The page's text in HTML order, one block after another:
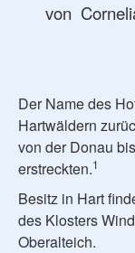
von
Der Name des
Hartwäldern
von der Donau
erstreckten.1
Besitz in Hart
des Klosters
Oberalteich.